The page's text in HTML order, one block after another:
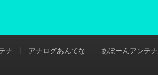
ナ アナログあんてな あぼーんアンテナ